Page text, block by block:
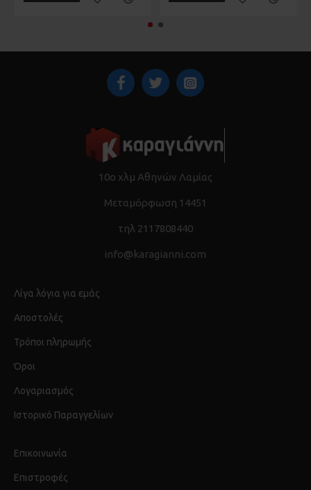
10ο χλμ Αθηνών Λαμίας
Μεταμόρφωση 14451
τηλ 2117808440
info@karagianni.com
Λίγα λόγια για εμάς
Αποστολές
Τρόποι πληρωμής
Όροι
Λογαριασμός
Ιστορικό Παραγγελίων
Επικοινωνία
Επιστροφές